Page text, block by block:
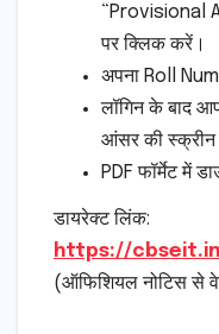
“Provisional
पर क्लिक करें।
अपना Roll
लॉगिन के बाद
आंसर की स्क्रीन
PDF फॉर्मेट में
डायरेक्ट लिंक:
https://
(ऑफिशियल नोटिस से